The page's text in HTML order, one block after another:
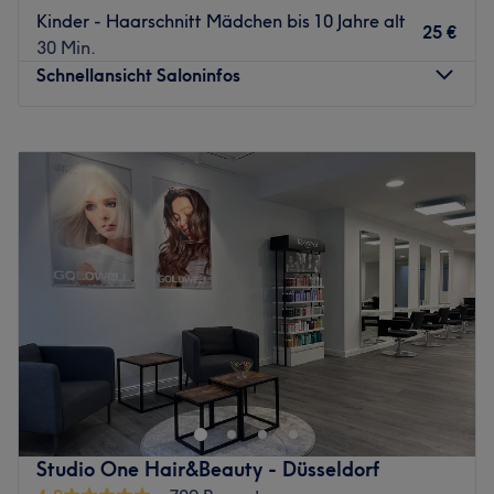
zählt zu den Spezialisten auf dem Gebiet Haarcoloration
und Barbierservices. Neue, trendige Farben oder
auffrischende Looks werden mit Leidenschaft umgesetzt.
Was uns an dem Salon gefällt: Atmosphäre: Jung,
modern, offen. Expertise: Haarschnitte, Colorationen,
Barbierservice. Produkte: Eigenmarke, Olaplex. Extras:
Kostenfreie Getränke.
Zurück zur Salonansicht
Kinder - Haarschnitt Mädchen bis 10 Jahre alt
30 Min.
25 €
Schnellansicht Saloninfos
Dienstag
Mittwoch
18:30
Donnerstag
18:30
Freitag
09:30–
18:30
Samstag
09:00
17:00
Sonntag
Geschlossen
Zum Schönsein muss man nicht leiden und schon gar nicht
bei Sahmat Hair and Skin UG in Düsseldorf. Hier
erwarten dich wohltuende Gesichtsbehandlungen,
ausführliche Beratungen und andere fabelhafte Beauty-
Anwendungen. Gönn dir die Auszeit und lass deine
natürliche Schönheit unterstreichen.
Studio One Hair&Beauty - Düsseldorf